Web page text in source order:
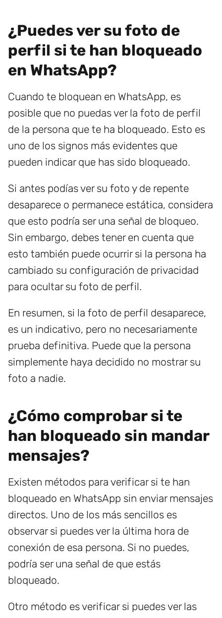
¿Puedes ver su foto de
perfil si te han bloqueado
en WhatsApp?
Cuando te bloquean en WhatsApp, es
posible que no puedas ver la foto de perfil
de la persona que te ha bloqueado. Esto es
uno de los signos más evidentes que
pueden indicar que has sido bloqueado.
Si antes podías ver su foto y de repente
desaparece o permanece estática, considera
que esto podría ser una señal de bloqueo.
Sin embargo, debes tener en cuenta que
esto también puede ocurrir si la persona ha
cambiado su configuración de privacidad
para ocultar su foto de perfil.
En resumen, si la foto de perfil desaparece,
es un indicativo, pero no necesariamente
prueba definitiva. Puede que la persona
simplemente haya decidido no mostrar su
foto a nadie.
¿Cómo comprobar si te
han bloqueado sin mandar
mensajes?
Existen métodos para verificar si te han
bloqueado en WhatsApp sin enviar mensajes
directos. Uno de los más sencillos es
observar si puedes ver la última hora de
conexión de esa persona. Si no puedes,
podría ser una señal de que estás
bloqueado.
Otro método es verificar si puedes ver las